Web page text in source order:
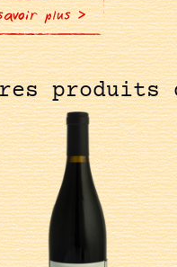
plus >
produits